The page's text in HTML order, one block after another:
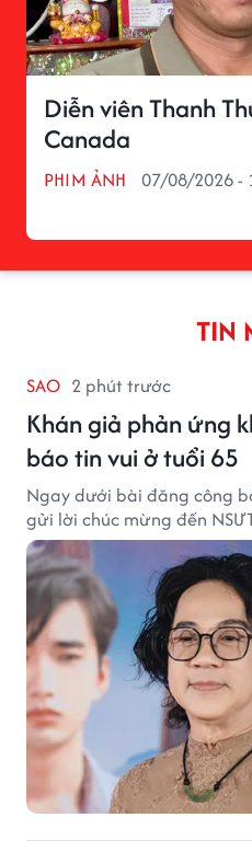
Diễn viên Thanh
Canada
PHIM ẢNH 07/08/2026 -
TIN
SAO 2 phút trước
Khán giả phản ứng
báo tin vui ở tuổi 65
Ngay dưới bài đăng công
gửi lời chúc mừng đến